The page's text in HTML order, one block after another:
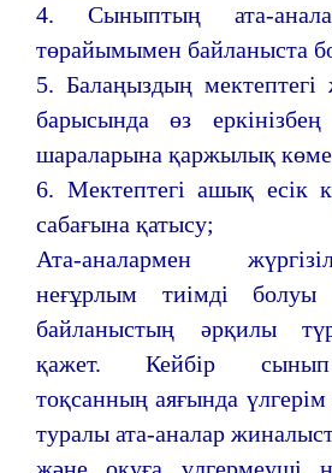
4. Сыныптың ата-
төрайымымен байланыста
5. Балаңыздың
барысында өз
шараларына қаржылық
6. Мектептегі ашық есік
сабағына қатысу;
Ата-аналармен
неғұрлым тиімді
байланыстың әрқилы
қажет. Кейбір сынып
тоқсанның аяғында
туралы ата-аналар